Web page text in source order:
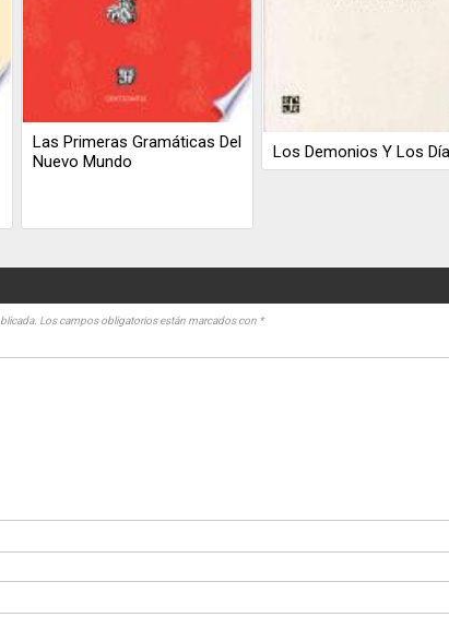
Las Primeras Gramáticas Del
Nuevo Mundo
Los Demonios Y Los
Los campos obligatorios están marcados con *